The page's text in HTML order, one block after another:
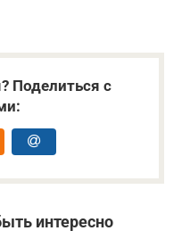
Поделиться с
интересно